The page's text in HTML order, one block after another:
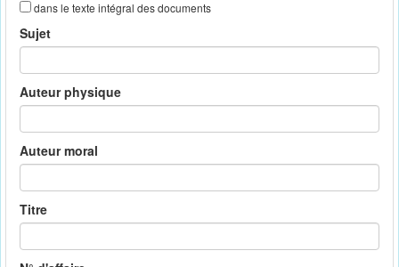
dans le texte intégral des documents
Sujet
Auteur physique
Auteur moral
Titre